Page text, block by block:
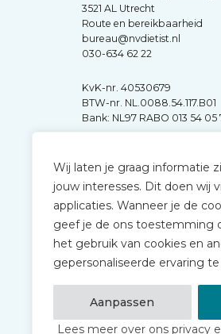
Wij laten je graag informatie
jouw interesses. Dit doen wij
applicaties. Wanneer je de
geef je de ons toestemming
het gebruik van cookies en
gepersonaliseerde ervaring
Aanpassen
Lees meer over ons privacy
3521 AL Utrecht
Route en bereikbaarheid
bureau@nvdietist.nl
030-634 62 22
KvK-nr. 40530679
BTW-nr. NL.0088.54.117.B01
Bank: NL97 RABO 013 54 05